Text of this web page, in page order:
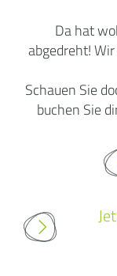
Da hat
abgedreht!
Schauen Sie
buchen Sie